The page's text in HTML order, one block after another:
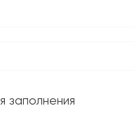
заполнения